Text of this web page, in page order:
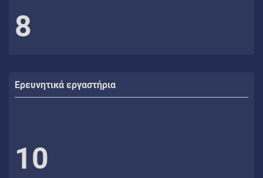
8
Ερευνητικά εργαστήρια
10